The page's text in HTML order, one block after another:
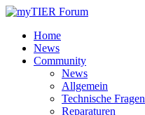
Home
News
Community
News
Allgemein
Technische Fragen
Reparaturen